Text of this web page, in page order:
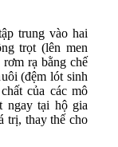
trung vào hai
trọt (lên men
rạ bằng chế
(đệm lót sinh
của các mô
ngay tại hộ gia
trị, thay thế cho